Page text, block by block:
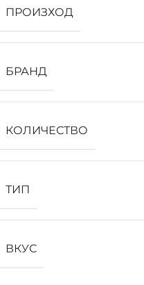
ПРОИЗХОД
БРАНД
КОЛИЧЕСТВО
ТИП
ВКУС